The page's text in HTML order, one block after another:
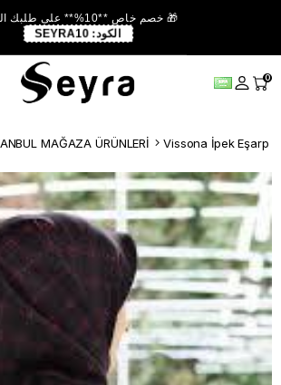
🎁 خصم خاص **10%** على طلبك الأول!
الكود: SEYRA10
0
MAĞAZA ÜRÜNLERİ Vissona İpek Eşarp